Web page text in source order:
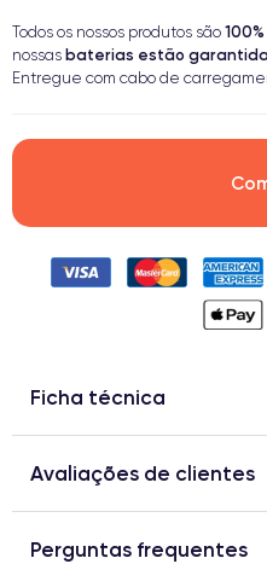
Todos os nossos produtos são
nossas baterias estão
Entregue com cabo de
Ficha técnica
Avaliações de clientes
Perguntas frequentes